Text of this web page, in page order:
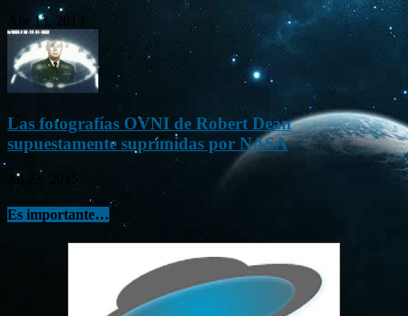
Abr 13, 2013
Las fotografías OVNI de Robert Dean
supuestamente suprimidas por NASA
Jul 23, 2015
Es importante…